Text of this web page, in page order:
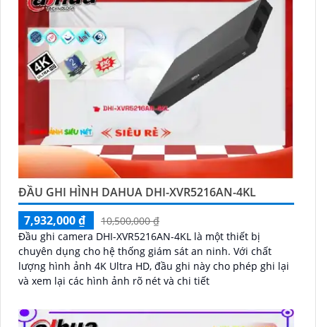
ĐẦU GHI HÌNH DAHUA DHI-XVR5216AN-4KL
7,932,000 ₫
10,500,000 ₫
Đầu ghi camera DHI-XVR5216AN-4KL là một thiết bị
chuyên dụng cho hệ thống giám sát an ninh. Với chất
lượng hình ảnh 4K Ultra HD, đầu ghi này cho phép ghi lại
và xem lại các hình ảnh rõ nét và chi tiết